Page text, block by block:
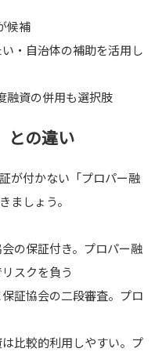
候補
・自治体の補助を活用し
融資の併用も選択肢
との違い
が付かない「プロパー融
ましょう。
の保証付き。プロパー融
スクを負う
証協会の二段審査。プロ
は比較的利用しやすい。プ